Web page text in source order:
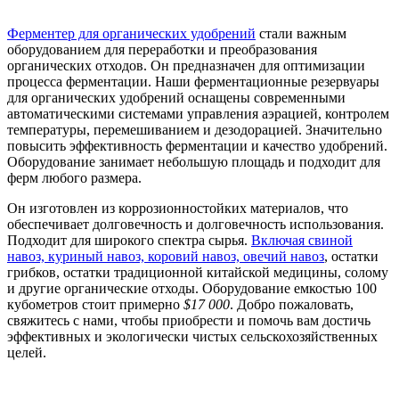
Ферментер для органических удобрений стали важным
оборудованием для переработки и преобразования
органических отходов. Он предназначен для оптимизации
процесса ферментации. Наши ферментационные резервуары
для органических удобрений оснащены современными
автоматическими системами управления аэрацией, контролем
температуры, перемешиванием и дезодорацией. Значительно
повысить эффективность ферментации и качество удобрений.
Оборудование занимает небольшую площадь и подходит для
ферм любого размера.
Он изготовлен из коррозионностойких материалов, что
обеспечивает долговечность и долговечность использования.
Подходит для широкого спектра сырья. Включая свиной
навоз, куриный навоз, коровий навоз, овечий навоз, остатки
грибков, остатки традиционной китайской медицины, солому
и другие органические отходы. Оборудование емкостью 100
кубометров стоит примерно $17 000. Добро пожаловать,
свяжитесь с нами, чтобы приобрести и помочь вам достичь
эффективных и экологически чистых сельскохозяйственных
целей.